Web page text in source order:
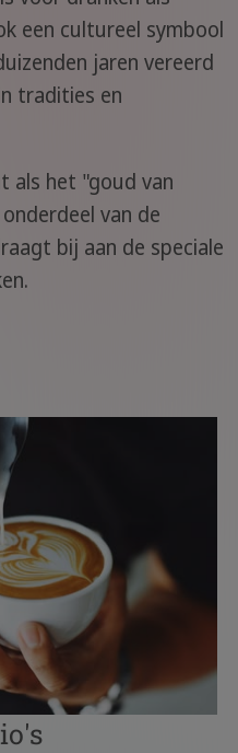
een cultureel symbool
jaren vereerd
tradities en
als het "goud van
van de
bij aan de speciale